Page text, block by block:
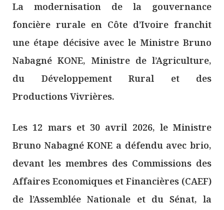
La modernisation de la gouvernance
foncière rurale en Côte d’Ivoire franchit
une étape décisive avec le Ministre Bruno
Nabagné KONE, Ministre de l’Agriculture,
du Développement Rural et des
Productions Vivrières.
Les 12 mars et 30 avril 2026, le Ministre
Bruno Nabagné KONE a défendu avec brio,
devant les membres des Commissions des
Affaires Economiques et Financières (CAEF)
de l’Assemblée Nationale et du Sénat, la